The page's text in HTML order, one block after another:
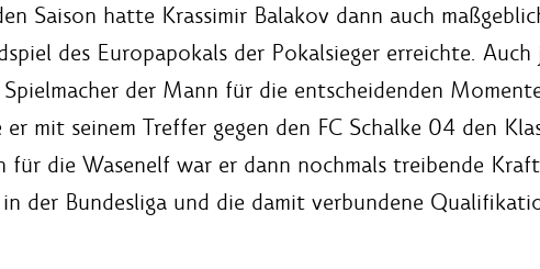
Saison hatte Krassimir Balakov dann auch
des Europapokals der Pokalsieger erreichte.
der Mann für die entscheidenden
mit seinem Treffer gegen den FC Schalke 04 den
für die Wasenelf war er dann nochmals treibende
der Bundesliga und die damit verbundene